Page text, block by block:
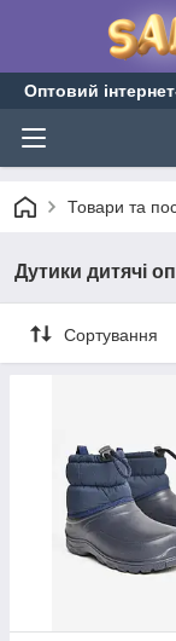
Оптовий
Товари та
Дутики дитячі
Сортування